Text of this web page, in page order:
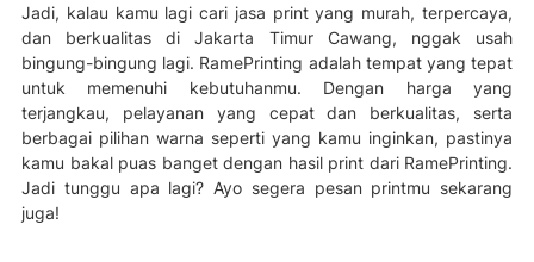
Jadi, kalau kamu lagi cari jasa print yang murah, terpercaya,
dan berkualitas di Jakarta Timur Cawang, nggak usah
bingung-bingung lagi. RamePrinting adalah tempat yang tepat
untuk memenuhi kebutuhanmu. Dengan harga yang
terjangkau, pelayanan yang cepat dan berkualitas, serta
berbagai pilihan warna seperti yang kamu inginkan, pastinya
kamu bakal puas banget dengan hasil print dari RamePrinting.
Jadi tunggu apa lagi? Ayo segera pesan printmu sekarang
juga!